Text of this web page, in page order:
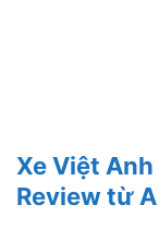
Xe Việt
Review từ